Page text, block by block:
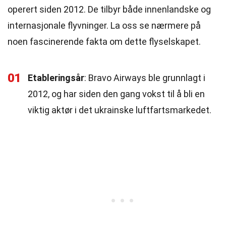
operert siden 2012. De tilbyr både innenlandske og
internasjonale flyvninger. La oss se nærmere på
noen fascinerende fakta om dette flyselskapet.
01 Etableringsår: Bravo Airways ble grunnlagt i
2012, og har siden den gang vokst til å bli en
viktig aktør i det ukrainske luftfartsmarkedet.